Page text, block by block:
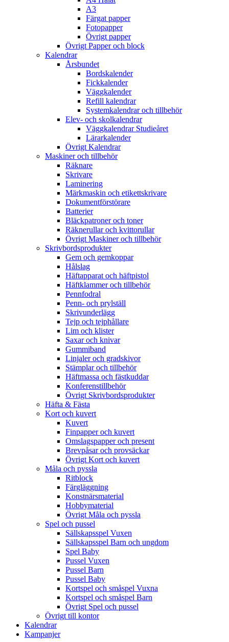
A3
Färgat papper
Fotopapper
Övrigt papper
Övrigt Papper och block
Kalendrar
Årsbundet
Bordskalender
Fickkalender
Väggkalender
Refill kalendrar
Systemkalendrar och tillbehör
Elev- och skolkalendrar
Väggkalendrar Studieåret
Lärarkalender
Övrigt Kalendrar
Maskiner och tillbehör
Räknare
Skrivare
Laminering
Märkmaskin och etikettskrivare
Dokumentförstörare
Batterier
Bläckpatroner och toner
Räknerullar och kvittorullar
Övrigt Maskiner och tillbehör
Skrivbordsprodukter
Gem och gemkoppar
Hålslag
Häftapparat och häftpistol
Häftklammer och tillbehör
Pennfodral
Penn- och prylställ
Skrivunderlägg
Tejp och tejphållare
Lim och klister
Saxar och knivar
Gummiband
Linjaler och gradskivor
Stämplar och tillbehör
Häftmassa och fästkuddar
Konferenstillbehör
Övrigt Skrivbordsprodukter
Häfta & Fästa
Kort och kuvert
Kuvert
Finpapper och kuvert
Omslagspapper och present
Brevpåsar och provsäckar
Övrigt Kort och kuvert
Måla och pyssla
Ritblock
Färgläggning
Konstnärsmaterial
Hobbymaterial
Övrigt Måla och pyssla
Spel och pussel
Sällskapsspel Vuxen
Sällskapsspel Barn och ungdom
Spel Baby
Pussel Vuxen
Pussel Barn
Pussel Baby
Kortspel och småspel Vuxna
Kortspel och småspel Barn
Övrigt Spel och pussel
Övrigt till kontor
Kalendrar
Kampanjer